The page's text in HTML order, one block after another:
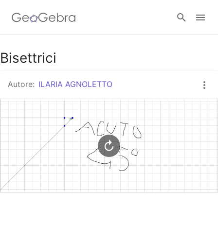
Google Classroom
GeoGebra Classroom
Accedi
Bisettrici
Autore: ILARIA AGNOLETTO